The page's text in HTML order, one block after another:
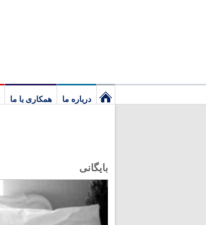
درباره ما همکاری با ما
بایگانی